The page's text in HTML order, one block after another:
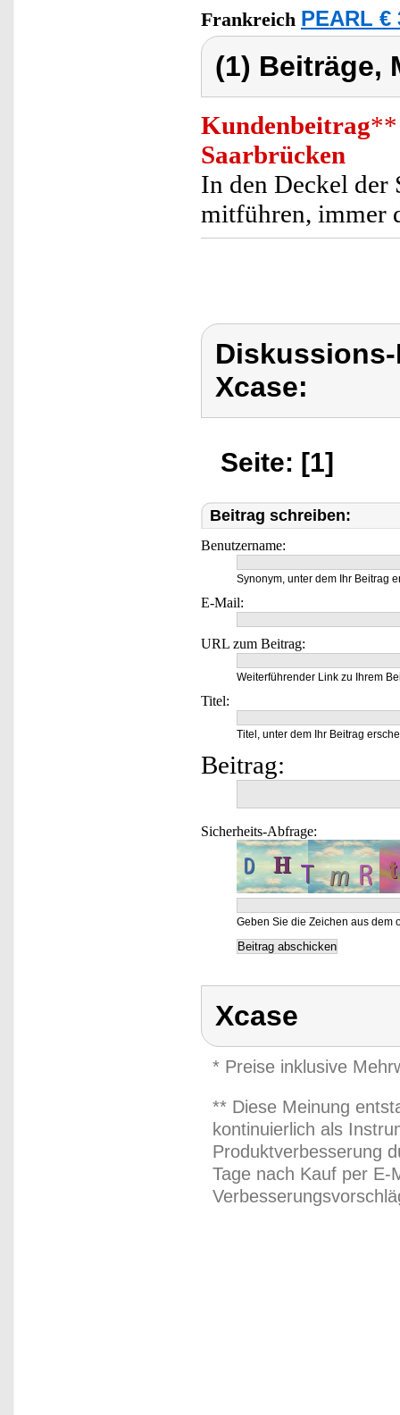
Frankreich PEARL €
(1) Beiträge,
Kundenbeitrag**
Saarbrücken
In den Deckel der
mitführen, immer
Xcase:
Seite: [1]
Beitrag schreiben:
Benutzername:
Synonym, unter dem Ihr Beitrag
E-Mail:
URL zum Beitrag:
Weiterführender Link zu Ihrem
Titel:
Titel, unter dem Ihr Beitrag
Beitrag:
Sicherheits-Abfrage:
Geben Sie die Zeichen aus dem
Xcase
* Preise inklusive
** Diese Meinung
kontinuierlich als
Produktverbesserung
Tage nach Kauf per E-